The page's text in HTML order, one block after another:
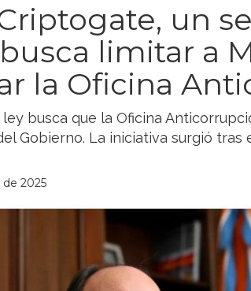
un
limitar a
la Oficina
busca que la Oficina
Gobierno. La iniciativa surgió tras
2025